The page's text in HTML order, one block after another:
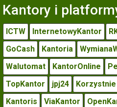
Kantory i
ICTW InternetowyKantor
GoCash
Kantoria
Walutomat
KantorOnline
TopKantor
jpj24 Korzystnie
Kantoris
ViaKantor